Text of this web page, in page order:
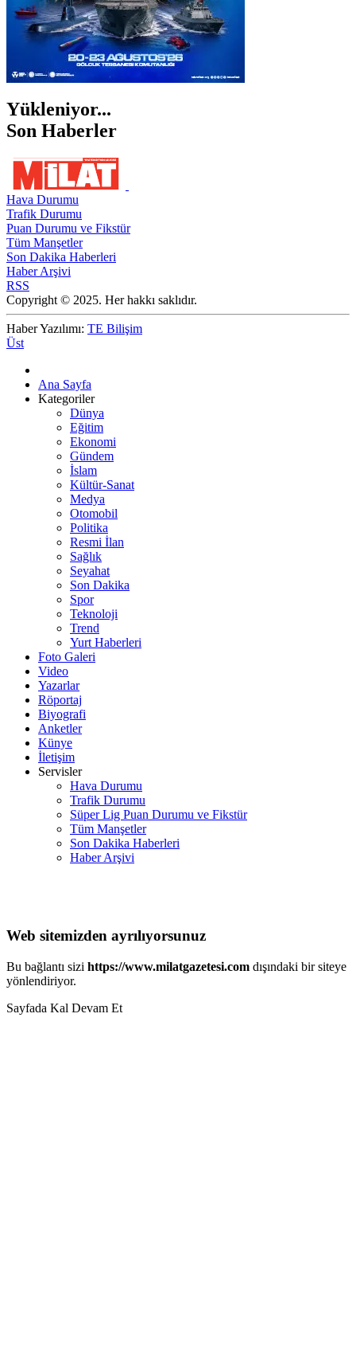
Yükleniyor...
Son Haberler
Hava Durumu
Trafik Durumu
Puan Durumu ve Fikstür
Tüm Manşetler
Son Dakika Haberleri
Haber Arşivi
RSS
Copyright © 2025. Her hakkı saklıdır.
Haber Yazılımı: TE Bilişim
Üst
Ana Sayfa
Kategoriler
Dünya
Eğitim
Ekonomi
Gündem
İslam
Kültür-Sanat
Medya
Otomobil
Politika
Resmi İlan
Sağlık
Seyahat
Son Dakika
Spor
Teknoloji
Trend
Yurt Haberleri
Foto Galeri
Video
Yazarlar
Röportaj
Biyografi
Anketler
Künye
İletişim
Servisler
Hava Durumu
Trafik Durumu
Süper Lig Puan Durumu ve Fikstür
Tüm Manşetler
Son Dakika Haberleri
Haber Arşivi
Web sitemizden ayrılıyorsunuz
Bu bağlantı sizi https://www.milatgazetesi.com dışındaki bir siteye
yönlendiriyor.
Sayfada Kal Devam Et